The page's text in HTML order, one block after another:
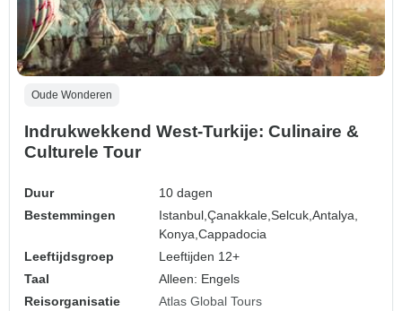
Oude Wonderen
Indrukwekkend West-Turkije: Culinaire &
Culturele Tour
Duur
10 dagen
Bestemmingen
Istanbul,Çanakkale,Selcuk,Antalya,
Konya,Cappadocia
Leeftijdsgroep
Leeftijden 12+
Taal
Alleen: Engels
Reisorganisatie
Atlas Global Tours